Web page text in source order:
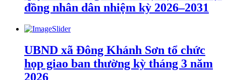
đồng nhân dân nhiệm kỳ 2026–2031
UBND xã Đông Khánh Sơn tổ chức
họp giao ban thường kỳ tháng 3 năm
2026